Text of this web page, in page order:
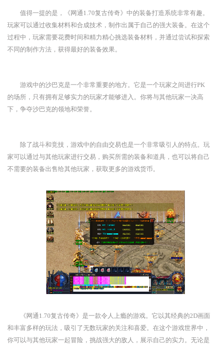
值得一提的是，《网通1.70复古传奇》中的装备打造系统非常有趣。
玩家可以通过收集材料和合成技术，制作出属于自己的强大装备。在这个
过程中，玩家需要花费时间和精力精心挑选装备材料，并通过尝试和探索
不同的制作方法，获得最好的装备效果。
游戏中的沙巴克是一个非常重要的地方。它是一个玩家之间进行PK
的场所，只有拥有足够实力的玩家才能够进入。你将与其他玩家一决高
下，争夺沙巴克的领地和荣誉。
除了战斗和竞技，游戏中的自由交易也是一个非常吸引人的特点。玩
家可以通过与其他玩家进行交易，购买所需的装备和道具，也可以将自己
不需要的装备出售给其他玩家，获取更多的游戏货币。
《网通1.70复古传奇》是一款令人上瘾的游戏。它以其经典的2D画面
和丰富多样的玩法，吸引了无数玩家的关注和喜爱。在这个游戏世界中，
你可以与其他玩家一起冒险，挑战强大的敌人，展示自己的实力。无论是